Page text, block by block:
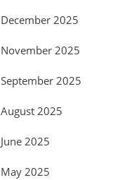
December 2025
November 2025
September 2025
August 2025
June 2025
May 2025